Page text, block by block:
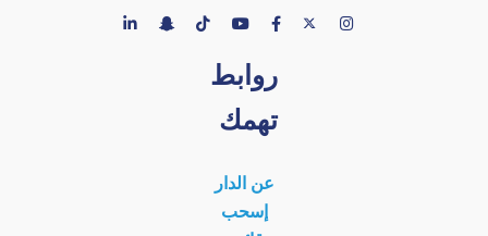
روابط
تهمك
عن الدار
إسحب